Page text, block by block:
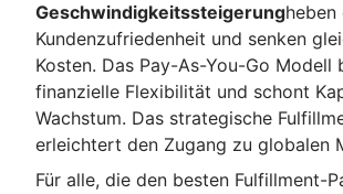
Geschwindigkeitssteigerungheben
Kundenzufriedenheit und senken
Kosten. Das Pay-As-You-Go Modell
finanzielle Flexibilität und schont
Wachstum. Das strategische
erleichtert den Zugang zu globalen
Für alle, die den besten Fulfillment-